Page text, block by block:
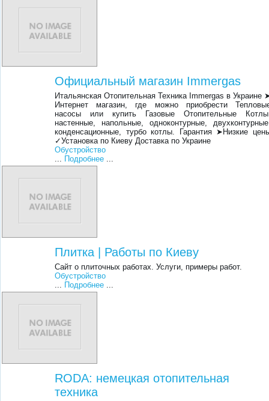
Официальный магазин Immergas
Итальянская Отопительная Техника Immergas в Украине
Интернет магазин, где можно приобрести
насосы или купить Газовые Отопительные
настенные, напольные, одноконтурные,
конденсационные, турбо котлы. Гарантия ➤Низкие
✓Установка по Киеву Доставка по Украине
Обустройство
... Подробнее ...
Плитка | Работы по Киеву
Сайт о плиточных работах. Услуги, примеры работ.
Обустройство
Подробнее
RODA: немецкая отопительная
техника